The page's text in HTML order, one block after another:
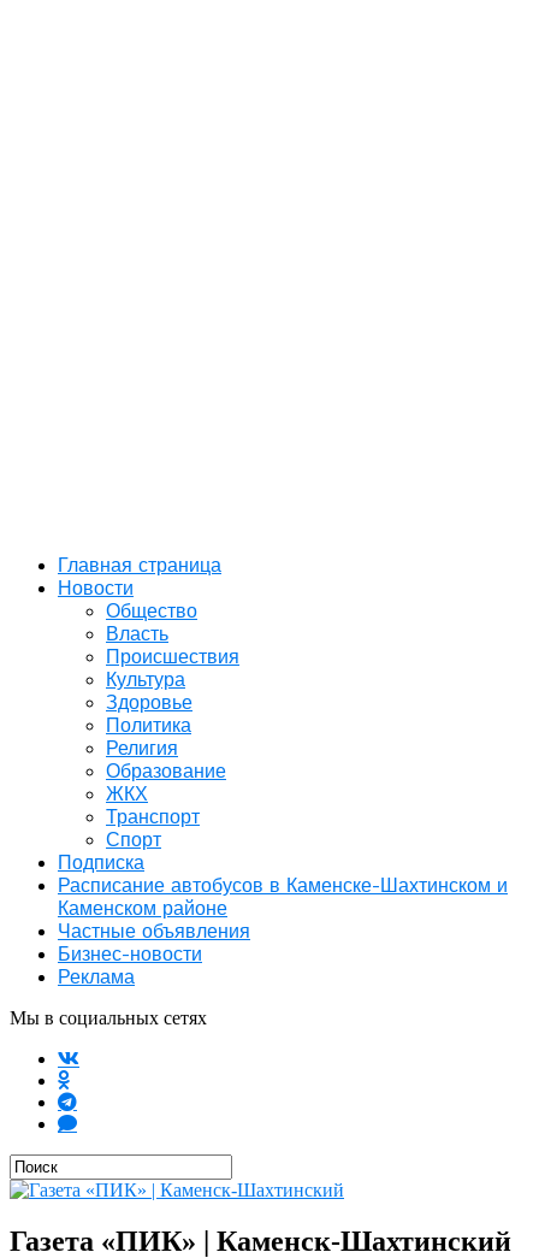
Главная страница
Новости
Общество
Власть
Происшествия
Культура
Здоровье
Политика
Религия
Образование
ЖКХ
Транспорт
Спорт
Подписка
Расписание автобусов в Каменске-Шахтинском и
Каменском районе
Частные объявления
Бизнес-новости
Реклама
Мы в социальных сетях
Газета «ПИК» | Каменск-Шахтинский